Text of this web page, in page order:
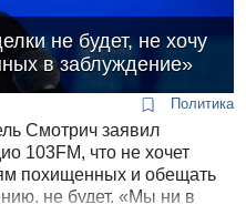
не будет, не хочу
в заблуждение»
Политика
Смотрич заявил
103FM, что не хочет
похищенных и обещать
не будет. «Мы ни в